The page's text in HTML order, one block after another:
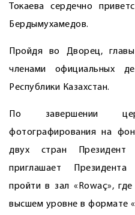
Токаева сердечно
Бердымухамедов.
Пройдя во Дворец,
членами официальных
Республики Казахстан.
По завершении
фотографирования на
двух стран Президент
приглашает
пройти в зал «Rowaç»,
высшем уровне в формате